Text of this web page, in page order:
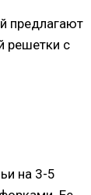
предлагают
решетки с
на 3-5